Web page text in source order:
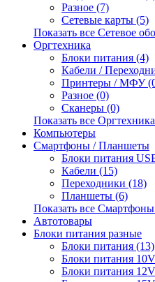
Разное (7)
Сетевые карты (5)
Показать все Сетевое
Оргтехника
Блоки питания (4)
Кабели /
Принтеры / МФУ
Разное (0)
Сканеры (0)
Показать все Оргтехника
Компьютеры
Смартфоны / Планшеты
Блоки питания
Кабели (15)
Переходники (18)
Планшеты (6)
Показать все
Автотовары
Блоки питания разные
Блоки питания (13)
Блоки питания
Блоки питания